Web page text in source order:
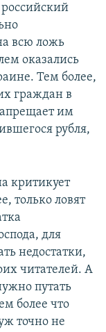
всю ложь
оказались
Тем более,
граждан в
им
рубля,
критикует
только ловят
для
недостатки,
читателей. А
путать
более что
точно не